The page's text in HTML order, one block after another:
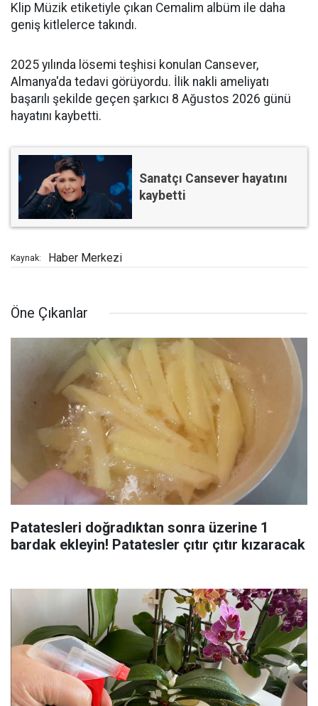
Klip Müzik etiketiyle çıkan Cemalim albüm ile daha
geniş kitlelerce takındı.
2025 yılında lösemi teşhisi konulan Cansever,
Almanya'da tedavi görüyordu. İlik nakli ameliyatı
başarılı şekilde geçen şarkıcı 8 Ağustos 2026 günü
hayatını kaybetti.
Sanatçı Cansever hayatını
kaybetti
Kaynak: Haber Merkezi
Öne Çıkanlar
Patatesleri doğradıktan sonra üzerine 1
bardak ekleyin! Patatesler çıtır çıtır kızaracak